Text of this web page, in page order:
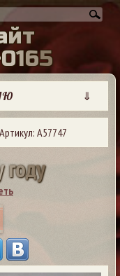
йт
0165
⇓
А57747
году